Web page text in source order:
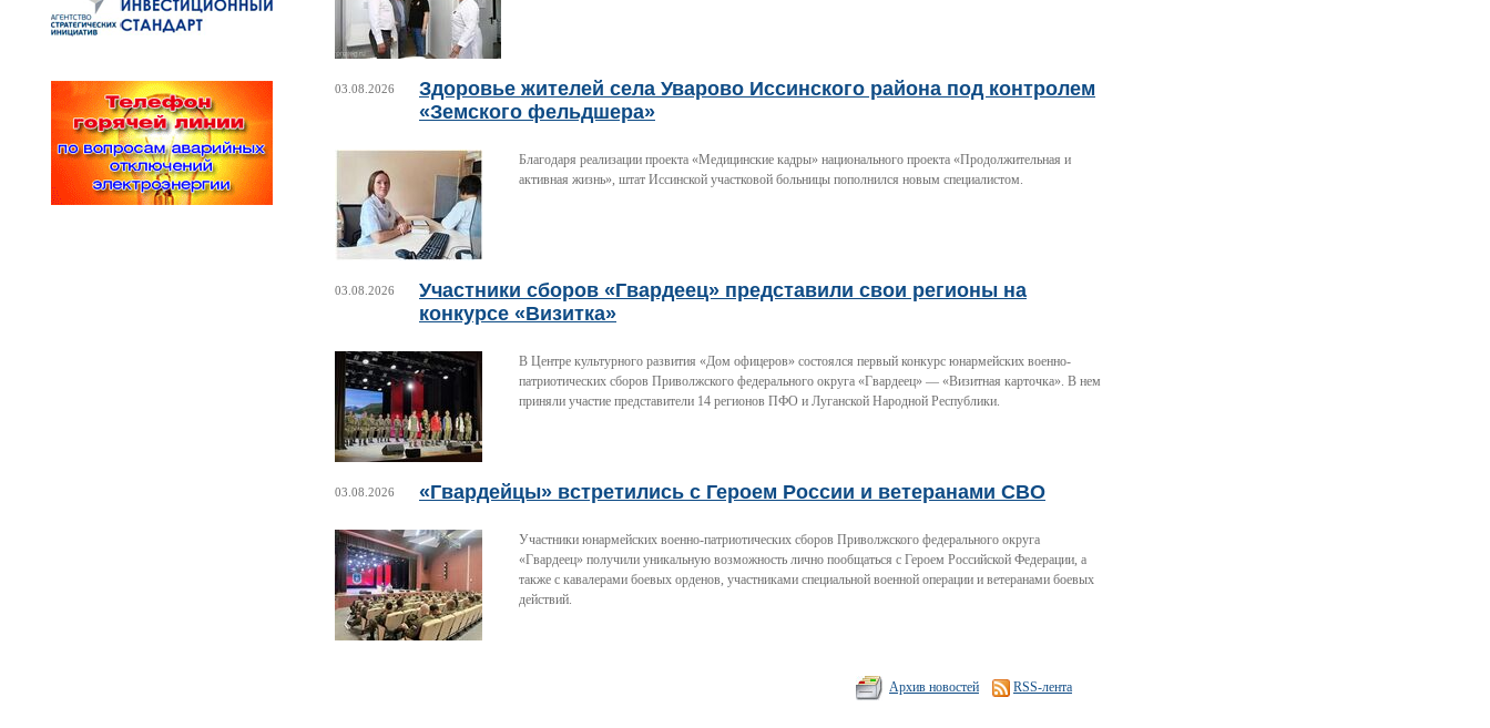
03.08.2026
Здоровье жителей села Уварово Иссинского района под контролем
«Земского фельдшера»
Благодаря реализации проекта «Медицинские кадры» национального проекта «Продолжительная и
активная жизнь», штат Иссинской участковой больницы пополнился новым специалистом.
03.08.2026
Участники сборов «Гвардеец» представили свои регионы на
конкурсе «Визитка»
В Центре культурного развития «Дом офицеров» состоялся первый конкурс юнармейских военно-
патриотических сборов Приволжского федерального округа «Гвардеец» — «Визитная карточка». В нем
приняли участие представители 14 регионов ПФО и Луганской Народной Республики.
03.08.2026 «Гвардейцы» встретились с Героем России и ветеранами СВО
Участники юнармейских военно-патриотических сборов Приволжского федерального округа
«Гвардеец» получили уникальную возможность лично пообщаться с Героем Российской Федерации, а
также с кавалерами боевых орденов, участниками специальной военной операции и ветеранами боевых
действий.
Архив новостей RSS-лента